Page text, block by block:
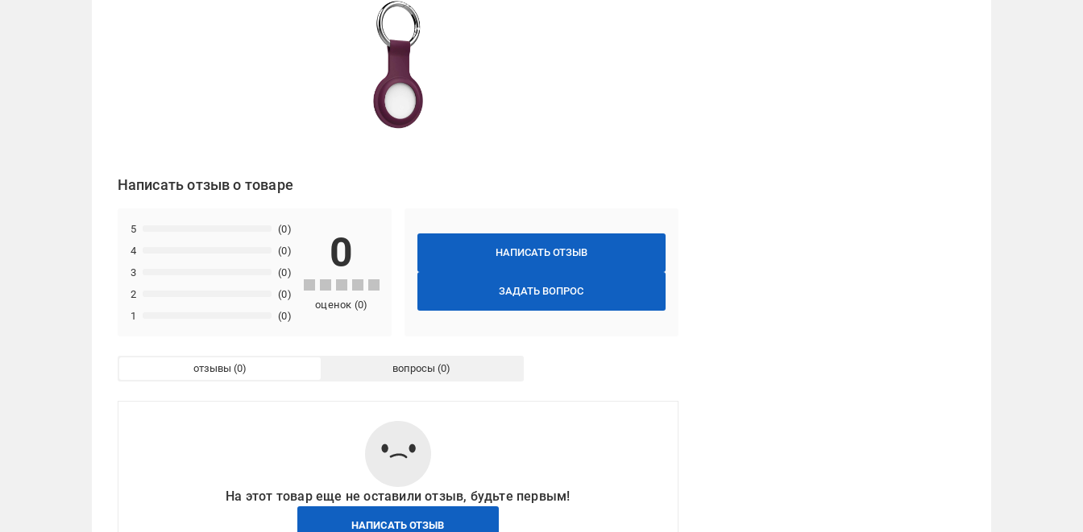
Написать отзыв о товаре
НАПИСАТЬ ОТЗЫВ
ЗАДАТЬ ВОПРОС
1 (0)
2 (0)
3 (0)
4 (0)
5 (0)
0
оценок (0)
отзывы вопросы
На этот товар еще не оставили отзыв, будьте первым!
НАПИСАТЬ ОТЗЫВ